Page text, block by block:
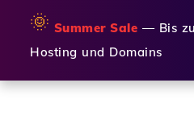
🌞 Summer Sale — Bis zu
Hosting und Domains